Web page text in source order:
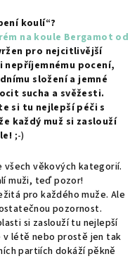
koulí“?
na koule Bergamot od
pro nejcitlivější
pocení,
složení a jemné
sucha a svěžesti.
si tu nejlepší péči s
každý muž si zaslouží
;-)
věkových kategorií.
muži, teď pozor!
pro každého muže. Ale
pozornost.
si zaslouží tu nejlepší
v létě nebo prostě jen tak
partiích dokáží pěkně